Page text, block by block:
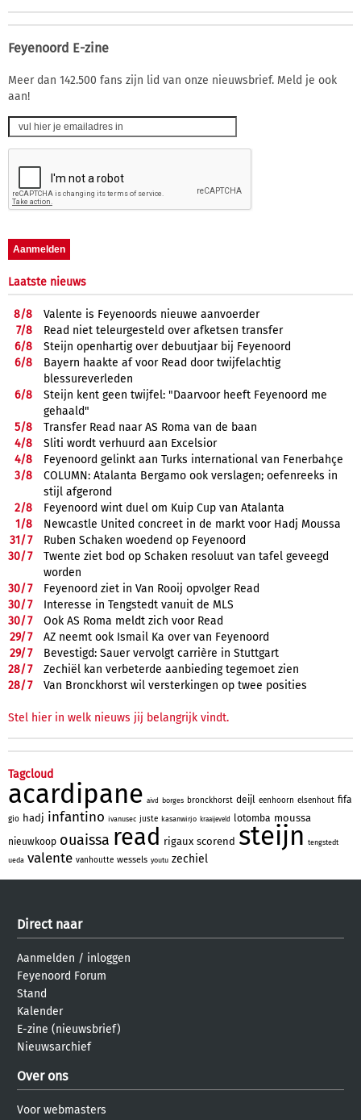
Feyenoord E-zine
Meer dan 142.500 fans zijn lid van onze nieuwsbrief. Meld je ook
aan!
Laatste nieuws
8/8
Valente is Feyenoords nieuwe aanvoerder
7/8
Read niet teleurgesteld over afketsen transfer
6/8
Steijn openhartig over debuutjaar bij Feyenoord
6/8
Bayern haakte af voor Read door twijfelachtig
blessureverleden
6/8
Steijn kent geen twijfel: "Daarvoor heeft Feyenoord me
gehaald"
5/8
Transfer Read naar AS Roma van de baan
4/8
Sliti wordt verhuurd aan Excelsior
4/8
Feyenoord gelinkt aan Turks international van Fenerbahçe
3/8
COLUMN: Atalanta Bergamo ook verslagen; oefenreeks in
stijl afgerond
2/8
Feyenoord wint duel om Kuip Cup van Atalanta
1/8
Newcastle United concreet in de markt voor Hadj Moussa
31/7
Ruben Schaken woedend op Feyenoord
30/7
Twente ziet bod op Schaken resoluut van tafel geveegd
worden
30/7
Feyenoord ziet in Van Rooij opvolger Read
30/7
Interesse in Tengstedt vanuit de MLS
30/7
Ook AS Roma meldt zich voor Read
29/7
AZ neemt ook Ismail Ka over van Feyenoord
29/7
Bevestigd: Sauer vervolgt carrière in Stuttgart
28/7
Zechiël kan verbeterde aanbieding tegemoet zien
28/7 Van Bronckhorst wil versterkingen op twee posities
Stel hier in welk nieuws jij belangrijk vindt.
Tagcloud
acardipane aivd borges bronckhorst deijl eenhoorn elsenhout fifa
gio hadj infantino ivanusec juste kasanwirjo kraaijeveld lotomba moussa
nieuwkoop ouaissa read rigaux scorend steijn tengstedt
ueda valente vanhoutte wessels youtu zechiel
Direct naar
Aanmelden / inloggen
Feyenoord Forum
Stand
Kalender
E-zine (nieuwsbrief)
Nieuwsarchief
Over ons
Voor webmasters